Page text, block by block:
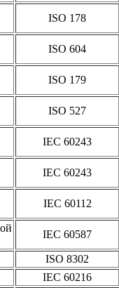
ISO 178
ISO 604
ISO 179
ISO 527
IEC 60243
IEC 60243
IEC 60112
IEC 60587
ISO 8302
IEC 60216